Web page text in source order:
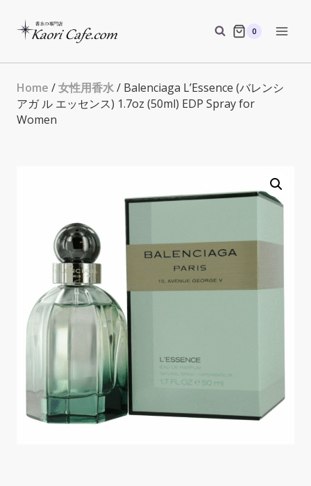
0
Home /女性用香水/ Balenciaga L’Essence (バレンシ
アガ ル エッセンス) 1.7oz (50ml) EDP Spray for
Women